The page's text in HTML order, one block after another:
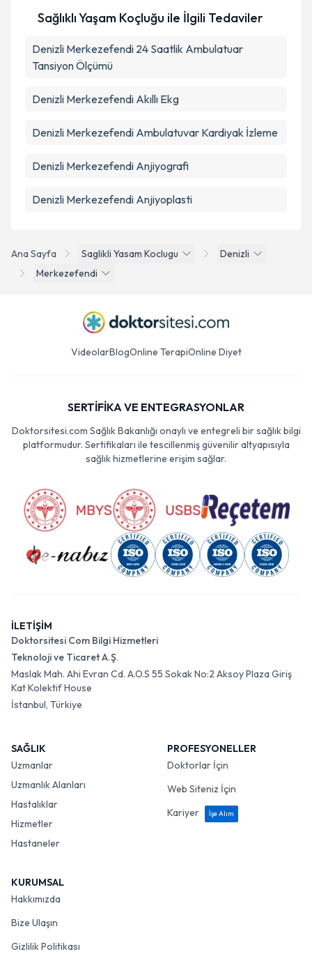
Ana Sayfa Saglikli Yasam Koclugu
Denizli
Merkezefendi
Sağlıklı Yaşam Koçluğu ile İlgili Tedaviler
Denizli Merkezefendi 24 Saatlik Ambulatuar
Tansiyon Ölçümü
Denizli Merkezefendi Akıllı Ekg
Denizli Merkezefendi Ambulatuvar Kardiyak İzleme
Denizli Merkezefendi Anjiyografi
Denizli Merkezefendi Anjiyoplasti
VideolarBlogOnline TerapiOnline Diyet
SERTİFİKA VE ENTEGRASYONLAR
Doktorsitesi.com Sağlık Bakanlığı onaylı ve entegreli bir sağlık bilgi
platformudur. Sertifikaları ile tescillenmiş güvenilir altyapısıyla
sağlık hizmetlerine erişim sağlar.
İLETİŞİM
Doktorsitesi Com Bilgi Hizmetleri
Teknoloji ve Ticaret A.Ş.
Maslak Mah. Ahi Evran Cd. A.O.S 55 Sokak No:2 Aksoy Plaza Giriş
Kat Kolektif House
İstanbul, Türkiye
SAĞLIK
Uzmanlar
Uzmanlık Alanları
Hastalıklar
Hizmetler
Hastaneler
PROFESYONELLER
Doktorlar İçin
Web Siteniz İçin
Kariyer
İşe Alım
KURUMSAL
Hakkımızda
Bize Ulaşın
Gizlilik Politikası